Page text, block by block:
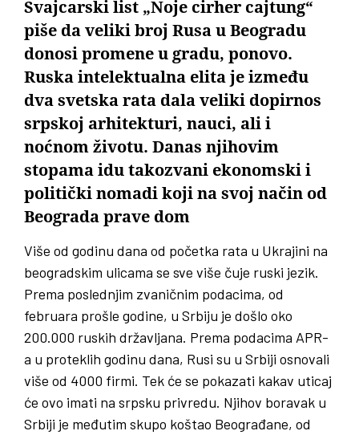
Švajcarski list „Noje cirher cajtung“
piše da veliki broj Rusa u Beogradu
donosi promene u gradu, ponovo.
Ruska intelektualna elita je između
dva svetska rata dala veliki dopirnos
srpskoj arhitekturi, nauci, ali i
noćnom životu. Danas njihovim
stopama idu takozvani ekonomski i
politički nomadi koji na svoj način od
Beograda prave dom
Više od godinu dana od početka rata u Ukrajini na
beogradskim ulicama se sve više čuje ruski jezik.
Prema poslednjim zvaničnim podacima, od
februara prošle godine, u Srbiju je došlo oko
200.000 ruskih državljana. Prema podacima APR-
a u proteklih godinu dana, Rusi su u Srbiji osnovali
više od 4000 firmi. Tek će se pokazati kakav uticaj
će ovo imati na srpsku privredu. Njihov boravak u
Srbiji je međutim skupo koštao Beograđane, od